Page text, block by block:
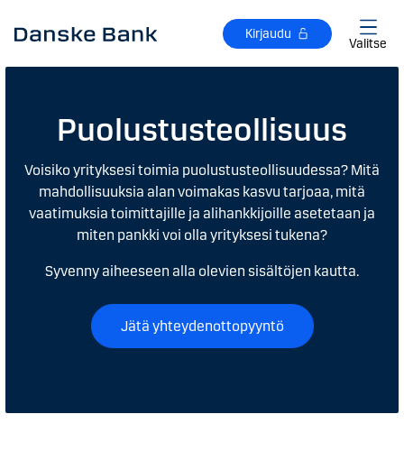
Kirjaudu
Valitse
Puolustusteollisuus​
Voisiko yrityksesi toimia puolustusteollisuudessa? Mitä
mahdollisuuksia alan voimakas kasvu tarjoaa, mitä
vaatimuksia toimittajille ja alihankkijoille asetetaan ja
miten pankki voi olla yrityksesi tukena?
Syvenny aiheeseen alla olevien sisältöjen kautta.
Jätä yhteydenottopyyntö